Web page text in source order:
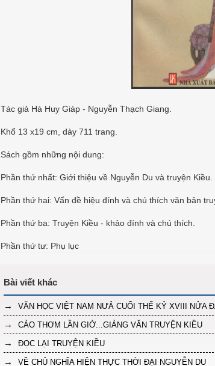
Tác giả Hà Huy Giáp - Nguyễn Thạch Giang.
Khổ 13 x19 cm, dày 711 trang.
Sách gồm những nội dung:
Phần thứ nhất: Giới thiệu về Nguyễn Du và truyện Kiều.
Phần thứ hai: Vấn đề hiệu đính và chú thích văn bản
Phần thứ ba: Truyện Kiều - khảo đính và chú thích.
Phần thứ tư: Phụ lục
VĂN HỌC VIỆT NAM NƯẢ CUỐI THẾ KỶ XVIII NỬA
CẢO THƠM LẦN GIỞ...GIẢNG VĂN TRUYỆN KIỀU
ĐỌC LẠI TRUYỆN KIỀU
VỀ CHỦ NGHĨA HIỆN THỰC THỜI ĐẠI NGUYỄN DU